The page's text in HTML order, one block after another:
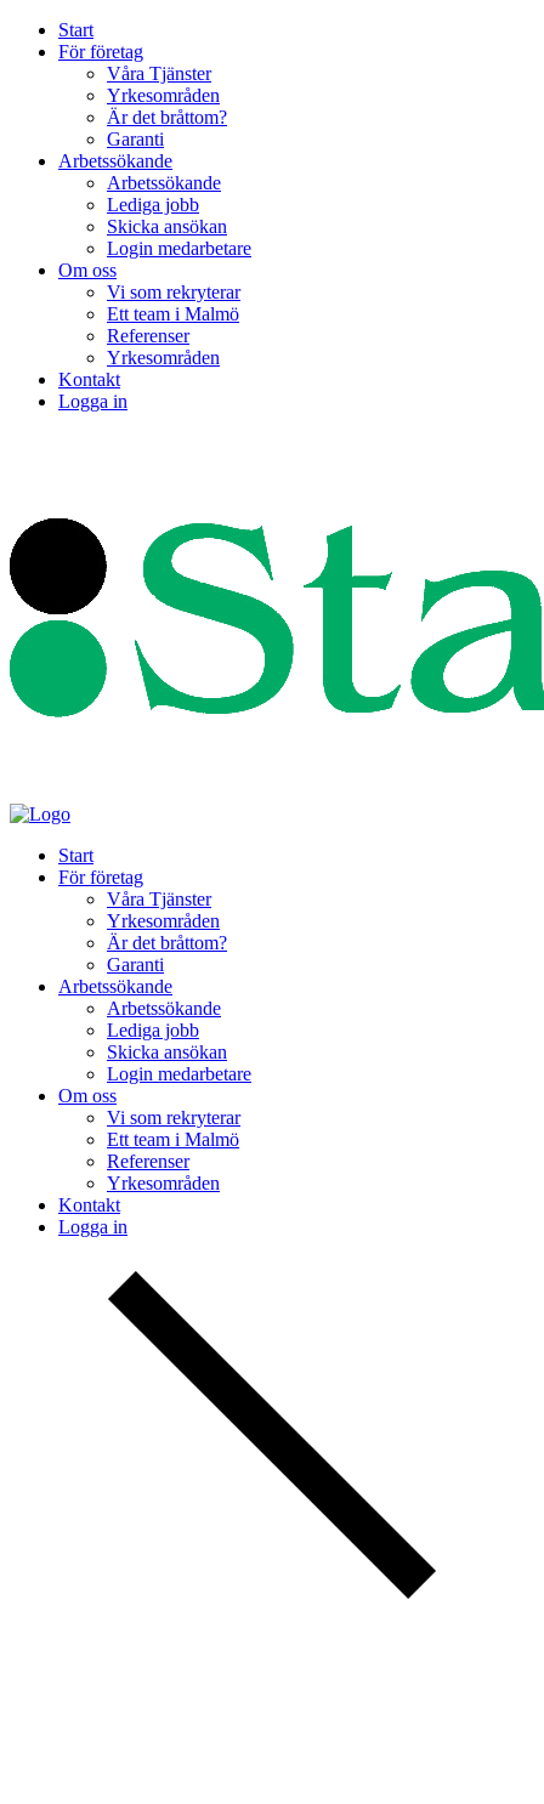
Start
För företag
Våra Tjänster
Yrkesområden
Är det bråttom?
Garanti
Arbetssökande
Arbetssökande
Lediga jobb
Skicka ansökan
Login medarbetare
Om oss
Vi som rekryterar
Ett team i Malmö
Referenser
Yrkesområden
Kontakt
Logga in
Start
För företag
Våra Tjänster
Yrkesområden
Är det bråttom?
Garanti
Arbetssökande
Arbetssökande
Lediga jobb
Skicka ansökan
Login medarbetare
Om oss
Vi som rekryterar
Ett team i Malmö
Referenser
Yrkesområden
Kontakt
Logga in